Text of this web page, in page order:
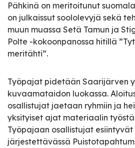
Pähkinä on meritoitunut
on julkaissut soololevyjä sekä
muun muassa Setä Tamun ja
Polte -kokoonpanossa hitillä
meritähti”.
Työpajat pidetään Saarijärven
kuvaamataidon luokassa.
osallistujat jaetaan ryhmiin ja
yksityiset ajat materiaalin
Työpajaan osallistujat esiintyvät
järjestettävässä